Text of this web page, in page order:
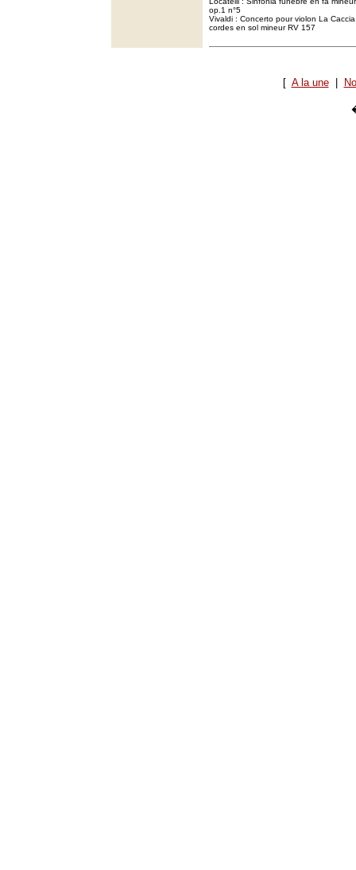
op.1 n°5
Vivaldi : Concerto pour violon La
cordes en sol mineur RV 157
[ A la une|